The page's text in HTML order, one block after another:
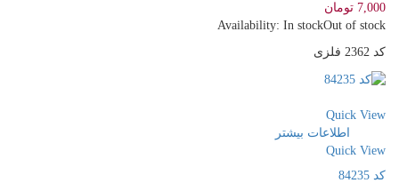
Quick View
اطلاعات بیشتر
Quick View
کد 84235
7,000 تومان
Availability: In stockOut of stock
کد 2362 فلزی